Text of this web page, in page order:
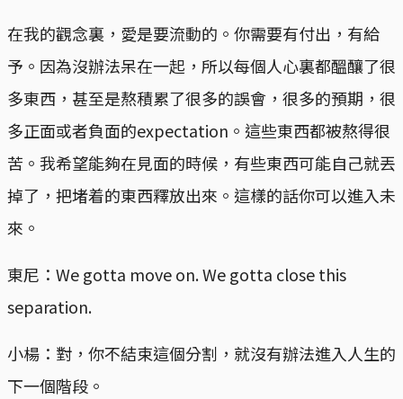
在我的觀念裏，愛是要流動的。你需要有付出，有給
予。因為沒辦法呆在一起，所以每個人心裏都醞釀了很
多東西，甚至是熬積累了很多的誤會，很多的預期，很
多正面或者負面的expectation。這些東西都被熬得很
苦。我希望能夠在見面的時候，有些東西可能自己就丟
掉了，把堵着的東西釋放出來。這樣的話你可以進入未
來。
東尼：We gotta move on. We gotta close this
separation.
小楊：對，你不結束這個分割，就沒有辦法進入人生的
下一個階段。